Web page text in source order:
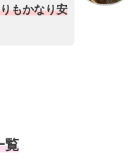
もかなり安
覧